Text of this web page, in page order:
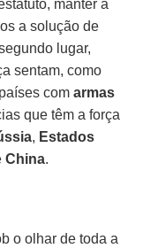
manter a
a solução de
lugar,
sentam, como
comarmas
que têm a força
, Estados
China.
o olhar de toda a